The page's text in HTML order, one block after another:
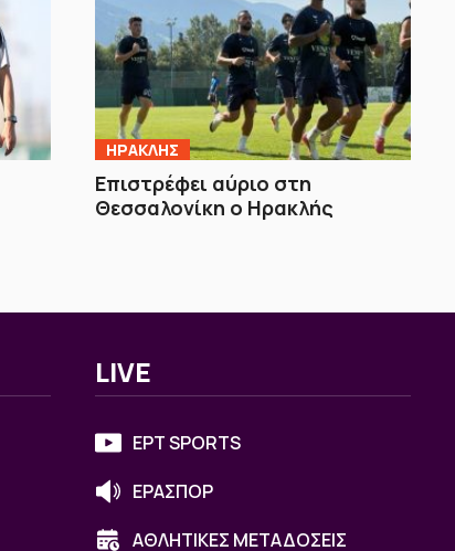
ΗΡΑΚΛΗΣ
Επιστρέφει αύριο στη
Θεσσαλονίκη ο Ηρακλής
LIVE
ΕΡΤ SPORTS
ΕΡΑΣΠΟΡ
ΑΘΛΗΤΙΚΕΣ ΜΕΤΑΔΟΣΕΙΣ